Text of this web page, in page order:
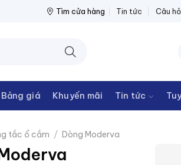
NPP THIẾT BỊ ĐIỆN THANH CHÂU
Tìm cửa hàng Tin tức Câu
Bảng giá Khuyến mãi Tin tức
tắc ổ cắm / Dòng Moderva